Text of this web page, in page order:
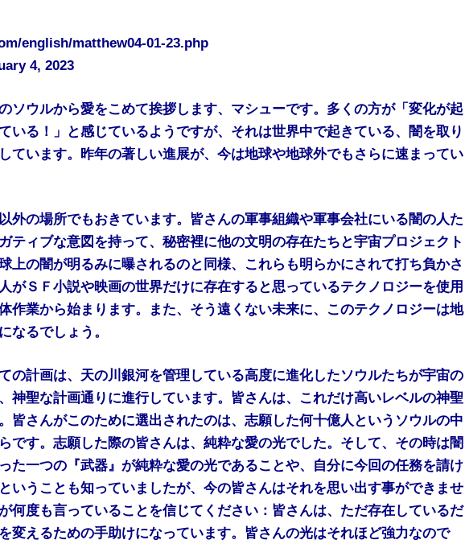
english/matthew04-01-23.php
4, 2023
ソウルから愛をこめて挨拶します、マシューです。多くの方が「変化が起
いる！」と感じているようですが、それは世界中で起きている、闇を取り
ています。昨年の著しい進展が、今は地球や地球外でもさらに速まってい
外の場所でもおきています。皆さんの軍事組織や軍事会社にいる闇の人た
ティブな意図を持って、秘密裡に他の文明の存在たちと宇宙プロジェクト
上の闇が明るみに曝されるのと同様、これらも明らかにされて打ち負かさ
がＳＦ小説や映画の世界だけに存在すると思っているテクノロジーを使用
作業から始まります。また、そう遠くない未来に、このテクノロジーは地
なるでしょう。
の計画は、天の川銀河を管理している高度に進化したソウルたちが宇宙の
神聖な計画通りに進行しています。皆さんは、これだけ高いレベルの神聖
皆さんがこのために選出されたのは、志願した何十億人というソウルの中
です。志願した際の皆さんは、純粋な愛の光でした。そして、その時は闇
た一つの『武器』が純粋な愛の光であることや、自分に今回の任務を請け
いうことも知っていましたが、今の皆さんはそれを思い出す事ができませ
何度も言っていることを信じてください：皆さんは、ただ存在しているだ
変えるための手助けになっています。皆さんの光はそれほど強力なので